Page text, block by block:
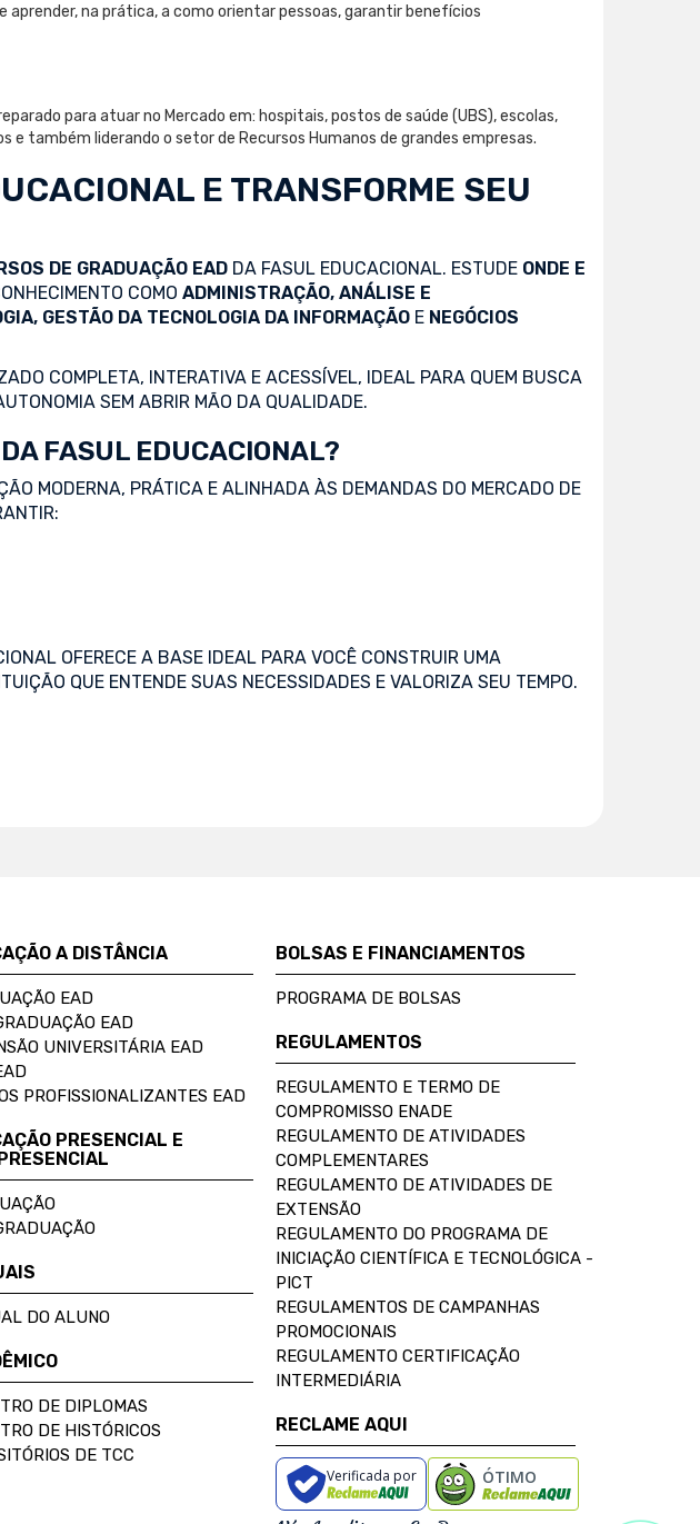
aprender, na prática, a como orientar pessoas, garantir benefícios
para atuar no Mercado em: hospitais, postos de saúde (UBS), escolas,
e também liderando o setor de Recursos Humanos de grandes empresas.
E TRANSFORME SEU
DE GRADUAÇÃO EAD DA FASUL EDUCACIONAL. ESTUDE ONDE E
COMO ADMINISTRAÇÃO, ANÁLISE E
GESTÃO DA TECNOLOGIA DA INFORMAÇÃO E NEGÓCIOS
COMPLETA, INTERATIVA E ACESSÍVEL, IDEAL PARA QUEM BUSCA
SEM ABRIR MÃO DA QUALIDADE.
FASUL EDUCACIONAL?
MODERNA, PRÁTICA E ALINHADA ÀS DEMANDAS DO MERCADO DE
OFERECE A BASE IDEAL PARA VOCÊ CONSTRUIR UMA
QUE ENTENDE SUAS NECESSIDADES E VALORIZA SEU TEMPO.
A DISTÂNCIA
EAD
EAD
UNIVERSITÁRIA EAD
PROFISSIONALIZANTES EAD
PRESENCIAL E
DO ALUNO
DE DIPLOMAS
DE HISTÓRICOS
DE TCC
BOLSAS E FINANCIAMENTOS
PROGRAMA DE BOLSAS
REGULAMENTOS
REGULAMENTO E TERMO DE
COMPROMISSO ENADE
REGULAMENTO DE ATIVIDADES
COMPLEMENTARES
REGULAMENTO DE ATIVIDADES DE
EXTENSÃO
REGULAMENTO DO PROGRAMA DE
INICIAÇÃO CIENTÍFICA E TECNOLÓGICA -
PICT
REGULAMENTOS DE CAMPANHAS
PROMOCIONAIS
REGULAMENTO CERTIFICAÇÃO
INTERMEDIÁRIA
RECLAME AQUI
Verificada por ÓTIMO